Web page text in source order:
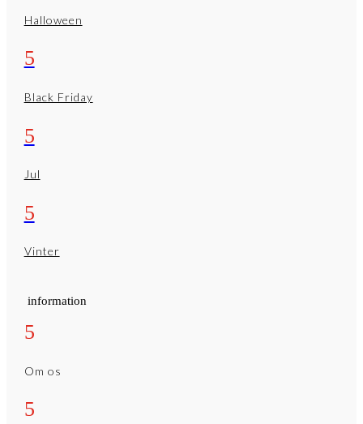
Halloween
5
Black Friday
5
Jul
5
Vinter
information
5
Om os
5